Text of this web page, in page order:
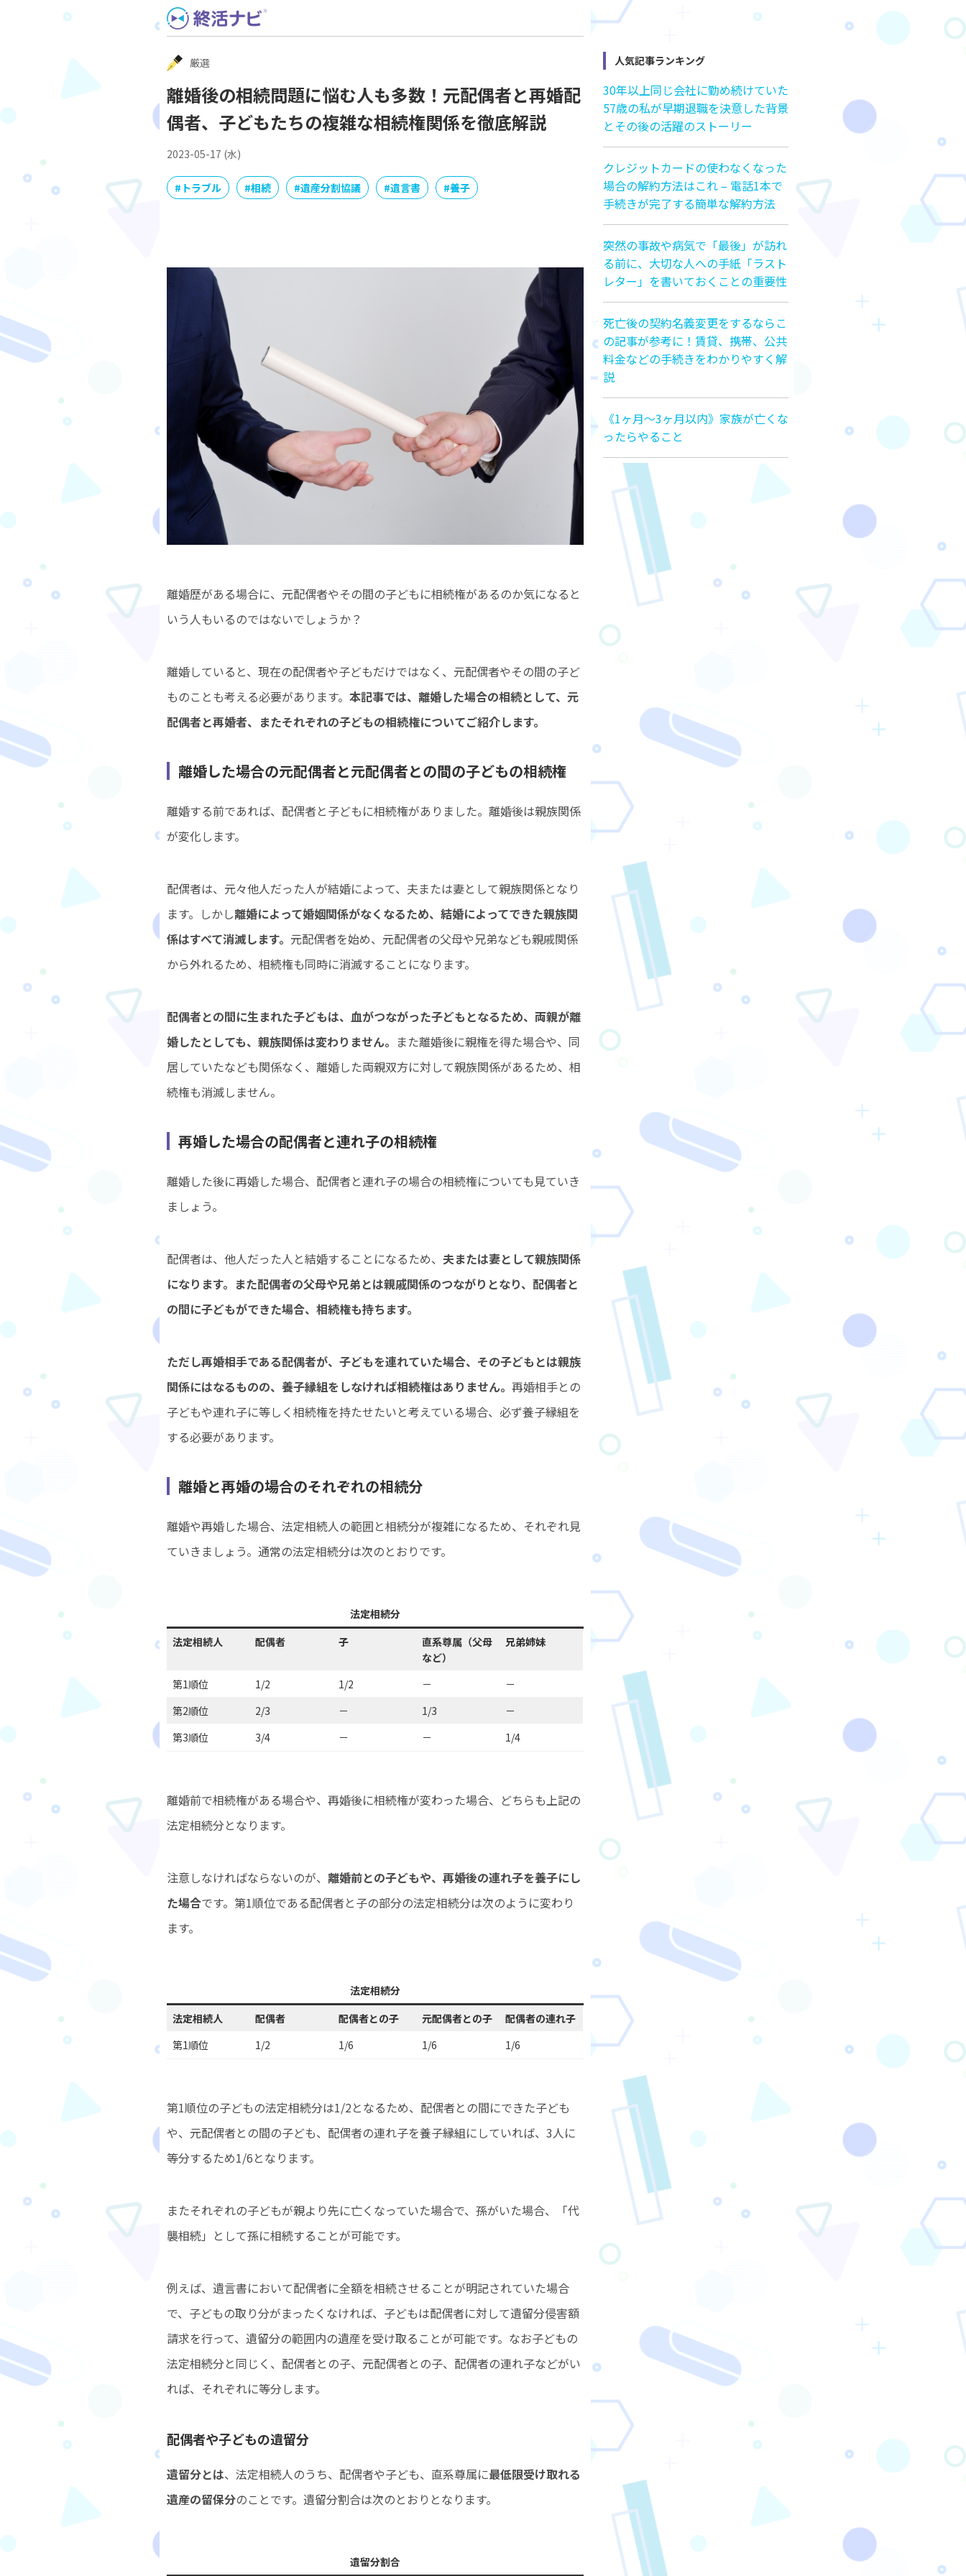
Skip
to
content
厳選
離婚後の相続問題に悩む人も多数！元配偶者と再婚配
偶者、子どもたちの複雑な相続権関係を徹底解説
2023-05-17 (水)
# トラブル #相続 #遺産分割協議 #遺言書 #養子
離婚歴がある場合に、元配偶者やその間の子どもに相続権があるのか気になると
いう人もいるのではないでしょうか？
離婚していると、現在の配偶者や子どもだけではなく、元配偶者やその間の子ど
ものことも考える必要があります。 本記事では、離婚した場合の相続として、元
配偶者と再婚者、またそれぞれの子どもの相続権についてご紹介します。
離婚した場合の元配偶者と元配偶者との間の子どもの相続権
離婚する前であれば、配偶者と子どもに相続権がありました。離婚後は親族関係
が変化します。
配偶者は、元々他人だった人が結婚によって、夫または妻として親族関係となり
ます。しかし離婚によって婚姻関係がなくなるため、結婚によってできた親族関
係はすべて消滅します。 元配偶者を始め、元配偶者の父母や兄弟なども親戚関係
から外れるため、相続権も同時に消滅することになります。
配偶者との間に生まれた子どもは、血がつながった子どもとなるため、両親が離
婚したとしても、親族関係は変わりません。 また離婚後に親権を得た場合や、同
居していたなども関係なく、離婚した両親双方に対して親族関係があるため、相
続権も消滅しません。
再婚した場合の配偶者と連れ子の相続権
離婚した後に再婚した場合、配偶者と連れ子の場合の相続権についても見ていき
ましょう。
配偶者は、他人だった人と結婚することになるため、 夫または妻として親族関係
になります。また配偶者の父母や兄弟とは親戚関係のつながりとなり、配偶者と
の間に子どもができた場合、相続権も持ちます。
ただし再婚相手である配偶者が、子どもを連れていた場合、その子どもとは親族
関係にはなるものの、養子縁組をしなければ相続権はありません。 再婚相手との
子どもや連れ子に等しく相続権を持たせたいと考えている場合、必ず養子縁組を
する必要があります。
離婚と再婚の場合のそれぞれの相続分
離婚や再婚した場合、法定相続人の範囲と相続分が複雑になるため、それぞれ見
ていきましょう。通常の法定相続分は次のとおりです。
法定相続分
法定相続人
配偶者 子
直系尊属（父母
など）
兄弟姉妹
第1順位 1/2 1/2 －
－
第2順位
2/3 － 1/3
－
第3順位
3/4 － － 1/4
離婚前で相続権がある場合や、再婚後に相続権が変わった場合、どちらも上記の
法定相続分となります。
注意しなければならないのが、 離婚前との子どもや、再婚後の連れ子を養子にし
た場合です。第1順位である配偶者と子の部分の法定相続分は次のように変わり
ます。
法定相続分
法定相続人
配偶者 配偶者との子 元配偶者との子
配偶者の連れ子
第1順位
1/2 1/6 1/6 1/6
第1順位の子どもの法定相続分は1/2となるため、配偶者との間にできた子ども
や、元配偶者との間の子ども、配偶者の連れ子を養子縁組にしていれば、3人に
等分するため1/6となります。
またそれぞれの子どもが親より先に亡くなっていた場合で、孫がいた場合、「代
襲相続」として孫に相続することが可能です。
例えば、遺言書において配偶者に全額を相続させることが明記されていた場合
で、子どもの取り分がまったくなければ、子どもは配偶者に対して遺留分侵害額
請求を行って、遺留分の範囲内の遺産を受け取ることが可能です。なお子どもの
法定相続分と同じく、配偶者との子、元配偶者との子、配偶者の連れ子などがい
れば、それぞれに等分します。
配偶者や子どもの遺留分
遺留分とは、法定相続人のうち、配偶者や子ども、直系尊属に最低限受け取れる
遺産の留保分のことです。遺留分割合は次のとおりとなります。
遺留分割合
人気記事ランキング
30年以上同じ会社に勤め続けていた
57歳の私が早期退職を決意した背景
とその後の活躍のストーリー
クレジットカードの使わなくなった
場合の解約方法はこれ – 電話1本で
手続きが完了する簡単な解約方法
突然の事故や病気で「最後」が訪れ
る前に、大切な人への手紙「ラスト
レター」を書いておくことの重要性
死亡後の契約名義変更をするならこ
の記事が参考に！賃貸、携帯、公共
料金などの手続きをわかりやすく解
説
《1ヶ月〜3ヶ月以内》家族が亡くな
ったらやること